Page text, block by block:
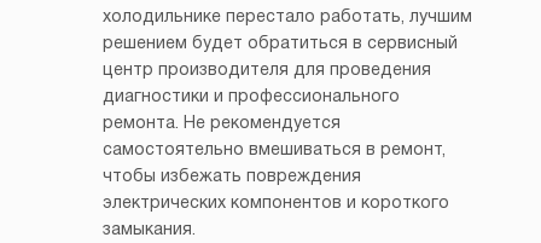
холодильнике перестало работать, лучшим
решением будет обратиться в сервисный
центр производителя для проведения
диагностики и профессионального
ремонта. Не рекомендуется
самостоятельно вмешиваться в ремонт,
чтобы избежать повреждения
электрических компонентов и короткого
замыкания.